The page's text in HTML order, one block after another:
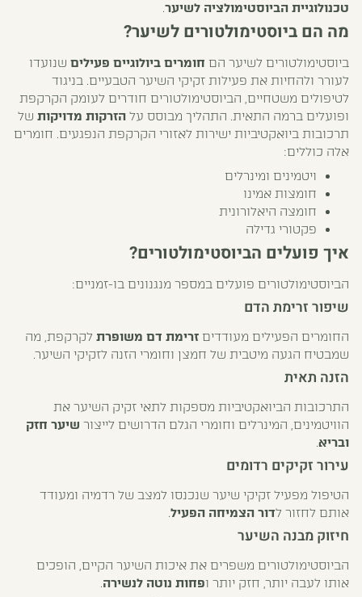
טכנולוגיית הביוסטימולציה לשיער.
מה הם ביוסטימולטורים לשיער?
ביוסטימולטורים לשיער הם חומרים ביולוגיים פעילים שנועדו
לעורר ולהחיות את פעילות זקיקי השיער הטבעיים. בניגוד
לטיפולים משטחיים, הביוסטימולטורים חודרים לעומק הקרקפת
ופועלים ברמה התאית. התהליך מבוסס על הזרקות מדויקות של
תרכובות ביואקטיביות ישירות לאזורי הקרקפת הנפגעים. חומרים
אלה כוללים:
ויטמינים ומינרלים
חומצות אמינו
חומצה היאלורונית
פקטורי גדילה
איך פועלים הביוסטימולטורים?
הביוסטימולטורים פועלים במספר מנגנונים בו-זמניים:
שיפור זרימת הדם
החומרים הפעילים מעודדים זרימת דם משופרת לקרקפת, מה
שמבטיח הגעה מיטבית של חמצן וחומרי הזנה לזקיקי השיער.
הזנה תאית
התרכובות הביואקטיביות מספקות לתאי זקיק השיער את
הוויטמינים, המינרלים וחומרי הגלם הדרושים לייצור שיער חזק
ובריא.
עירור זקיקים רדומים
הטיפול מפעיל זקיקי שיער שנכנסו למצב של רדמיה ומעודד
אותם לחזור לדור הצמיחה הפעיל.
חיזוק מבנה השיער
הביוסטימולטורים משפרים את איכות השיער הקיים, הופכים
אותו לעבה יותר, חזק יותר ופחות נוטה לנשירה.